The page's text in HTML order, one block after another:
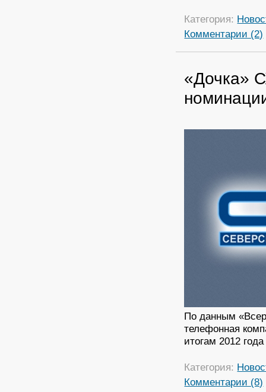
Категория:
Комментарии (2)
«Дочка»
По данным
телефонная
итогам 2012
Категория:
Комментарии (8)